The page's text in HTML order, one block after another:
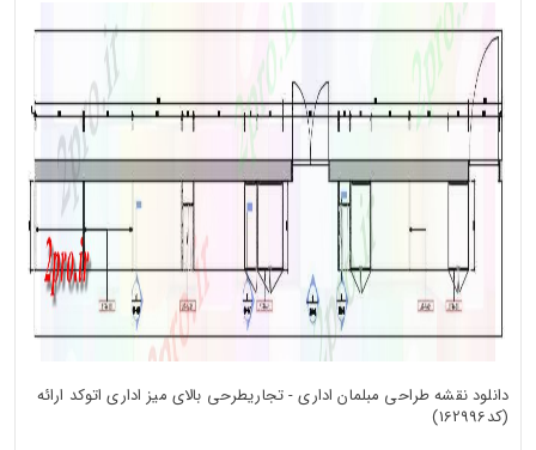
دانلود نقشه طراحی مبلمان اداری - تجاریطرحی بالای میز اداری اتوکد ارائه
(کد162996)